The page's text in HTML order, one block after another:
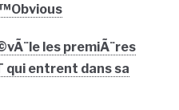
les premiÃ¨res
qui entrent dans sa